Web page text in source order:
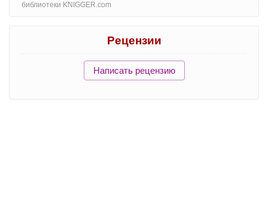
библиотеки KNIGGER.com
Рецензии
Написать рецензию